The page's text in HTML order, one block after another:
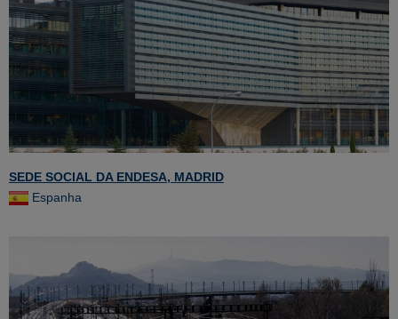
SEDE SOCIAL DA ENDESA, MADRID
Espanha